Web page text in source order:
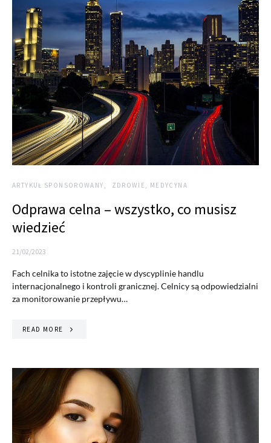
ARTYKUŁ SPONSOROWANY ZDROWIE, MEDYCYNA
Odprawa celna – wszystko, co musisz
wiedzieć
21/02/2023
Fach celnika to istotne zajęcie w dyscyplinie handlu
internacjonalnego i kontroli granicznej. Celnicy są odpowiedzialni
za monitorowanie przepływu…
READ MORE